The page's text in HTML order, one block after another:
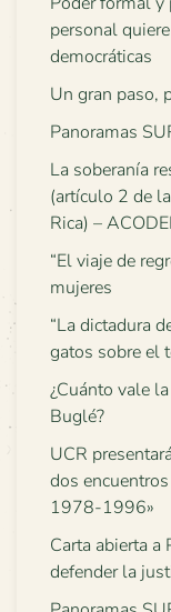
personal
democráticas
Un gran paso,
Panoramas
La soberanía
(artículo 2 de
Rica) –
“El viaje de
mujeres
“La dictadura
gatos sobre el
¿Cuánto vale
Buglé?
UCR
dos
1978-1996»
Carta abierta a
defender la